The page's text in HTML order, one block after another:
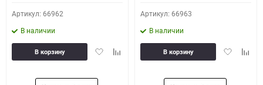
Артикул: 66962
В наличии
ДобавитьДобавить
В корзину
Артикул: 66963
В наличии
Добавить
В корзину